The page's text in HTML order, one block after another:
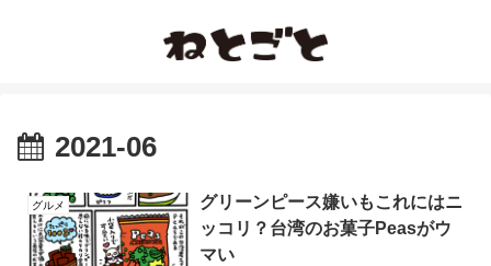
2021-06
グルメ
グリーンピース嫌いもこれにはニ
ッコリ？台湾のお菓子Peasがウ
マい